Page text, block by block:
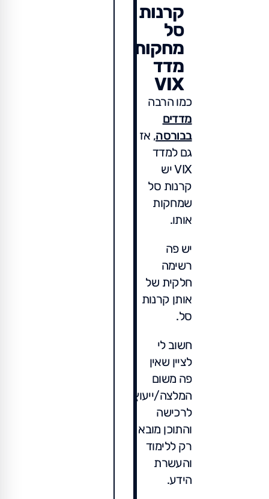
קרנות
סל
מחקות
מדד
VIX
כמו הרבה
מדדים
בבורסה, אז
גם למדד
VIX יש
קרנות סל
שמחקות
אותו.
יש פה
רשימה
חלקית של
אותן קרנות
סל.
חשוב לי
לציין שאין
פה משום
המלצה/ייעוץ
לרכישה
והתוכן מובא
רק ללימוד
והעשרת
הידע.